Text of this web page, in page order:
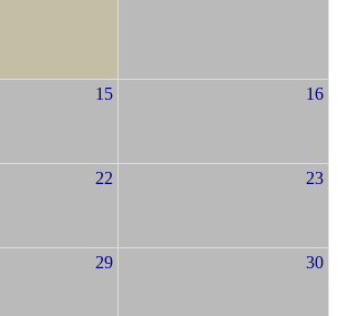
15 16
22 23
29 30